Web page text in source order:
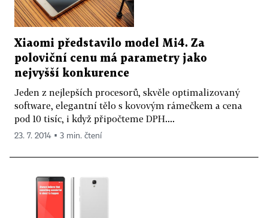
Xiaomi představilo model Mi4. Za
poloviční cenu má parametry jako
nejvyšší konkurence
Jeden z nejlepších procesorů, skvěle optimalizovaný
software, elegantní tělo s kovovým rámečkem a cena
pod 10 tisíc, i když připočteme DPH....
23. 7. 2014 ▪ 3 min. čtení